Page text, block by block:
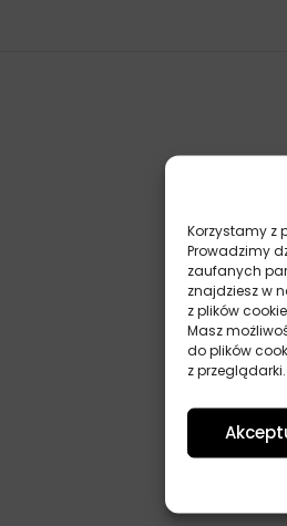
Korzystamy z
Prowadzimy
zaufanych
znajdziesz w
z plików
Masz
do plików
z przeglądarki.